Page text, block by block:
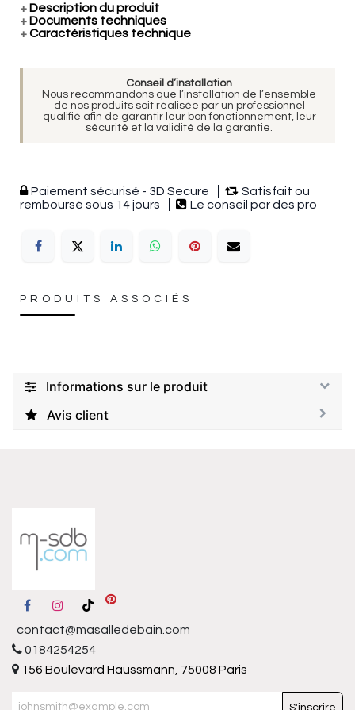
+ Description du produit
+ Documents techniques
+Caractéristiques technique
Conseil d’installation
Nous recommandons que l’installation de l’ensemble
de nos produits soit réalisée par un professionnel
qualifié afin de garantir leur bon fonctionnement, leur
sécurité et la validité de la garantie.
Paiement sécurisé - 3D Secure
Satisfait ou
remboursé sous 14 jours
Le conseil par des pro
PRODUITS ASSOCIÉS
Informations sur le produit
Avis client
contact@masalledebain.com
0184254254
156 Boulevard Haussmann, 75008 Paris
S'inscrire